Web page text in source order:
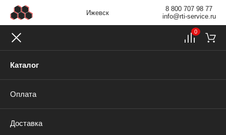
Ижевск
8 800 707 98 77
info@rti-service.ru
Каталог
Оплата
Доставка
0